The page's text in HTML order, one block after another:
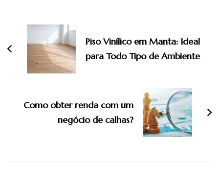
post
Piso Vinílico em Manta: Ideal
para Todo Tipo de Ambiente
Como obter renda com um
negócio de calhas?